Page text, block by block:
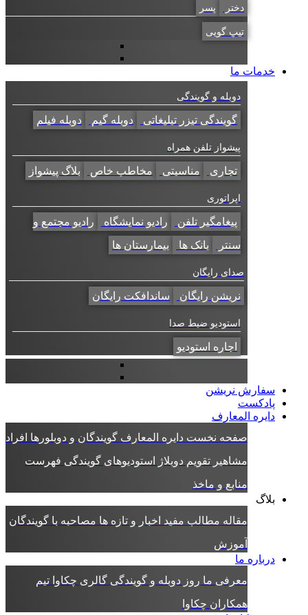
دختر پسر
تیپ گویی
خدمات ما
دوبله و گویندگی
گویندگی تیزر تبلیغاتی دوبله گیم دوبله فیلم
پیشواز تلفن همراه
تجاری مناسبتی مخاطب خاص بلاگ پیشواز
اپراتوری
پیغامگیر تلفن رادیو نمایشگاه
رادیو مجتمع و
سنتر
بانک ها بیمارستان ها
صدای رایگان
نریشن رایگان ساندافکت رایگان
استودیو ضبط صدا
اجاره استودیو
سفارش نریشن
پادکست
دایره المعارف
صفحه نخست دایره المعارف گویندگان و دوبلورها افراد
مشاهیر تقویم دوبلاژ استودیوهای گویندگی فهرست
منابع و ماخذ
بلاگ
مقاله مطالب مفید اخبار و تازه ها مصاحبه با گویندگان
آموزش
درباره ما
معرفی ما روز دوبله و گویندگی گالری چکاوا تیم
همکاران چکاوا